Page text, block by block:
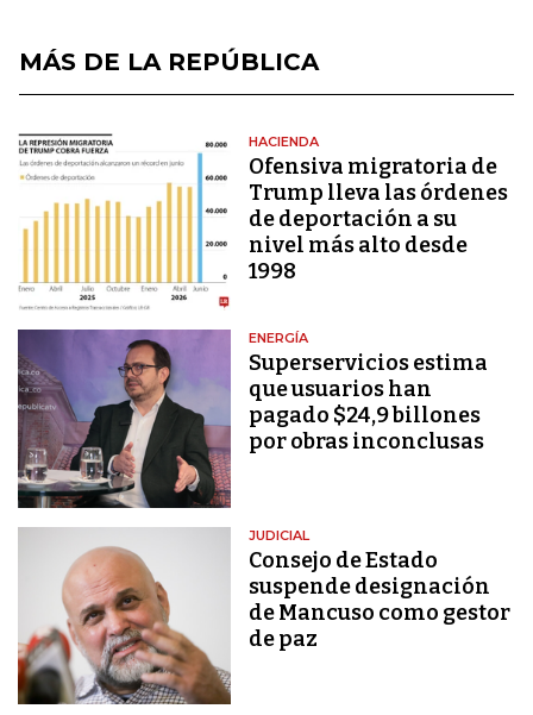
MÁS DE LA REPÚBLICA
HACIENDA
Ofensiva migratoria de
Trump lleva las órdenes
de deportación a su
nivel más alto desde
1998
ENERGÍA
Superservicios estima
que usuarios han
pagado $24,9 billones
por obras inconclusas
JUDICIAL
Consejo de Estado
suspende designación
de Mancuso como gestor
de paz